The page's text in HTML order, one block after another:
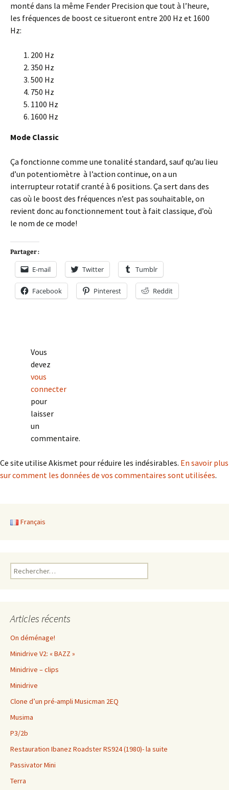
monté dans la même Fender Precision que tout à l’heure,
les fréquences de boost ce situeront entre 200 Hz et 1600
Hz:
200 Hz
350 Hz
500 Hz
750 Hz
1100 Hz
1600 Hz
Mode Classic
Ça fonctionne comme une tonalité standard, sauf qu’au lieu
d’un potentiomètre à l’action continue, on a un
interrupteur rotatif cranté à 6 positions. Ça sert dans des
cas où le boost des fréquences n’est pas souhaitable, on
revient donc au fonctionnement tout à fait classique, d’où
le nom de ce mode!
Partager :
E-mail Twitter Tumblr
Facebook Pinterest Reddit
Vous
devez
vous
connecter
pour
laisser
un
commentaire.
Ce site utilise Akismet pour réduire les indésirables. En savoir plus
sur comment les données de vos commentaires sont utilisées.
Français
Rechercher :
Articles récents
On déménage!
Minidrive V2: « BAZZ »
Minidrive – clips
Minidrive
Clone d’un pré-ampli Musicman 2EQ
Musima
P3/2b
Restauration Ibanez Roadster RS924 (1980)- la suite
Passivator Mini
Terra